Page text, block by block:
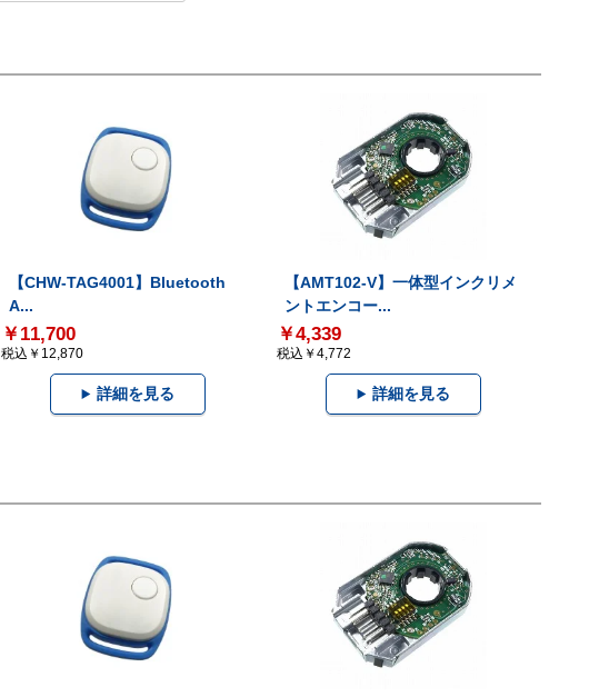
【CHW-TAG4001】Bluetooth
A...
￥11,700
税込￥12,870
詳細を見る
【AMT102-V】一体型インクリメ
ントエンコー...
￥4,339
税込￥4,772
詳細を見る